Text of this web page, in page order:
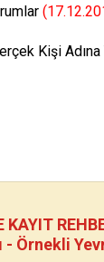
Kişi
- Örnekli